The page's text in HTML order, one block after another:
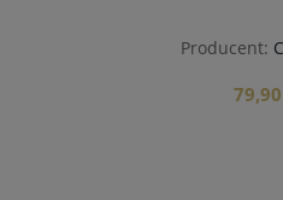
Producent: